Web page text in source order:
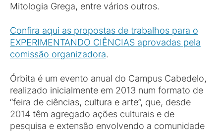
Mitologia Grega, entre vários outros.
Confira aqui as propostas de trabalhos para o
EXPERIMENTANDO CIÊNCIAS aprovadas pela
comissão organizadora.
Órbita é um evento anual do Campus Cabedelo,
realizado inicialmente em 2013 num formato de
“feira de ciências, cultura e arte”, que, desde
2014 têm agregado ações culturais e de
pesquisa e extensão envolvendo a comunidade